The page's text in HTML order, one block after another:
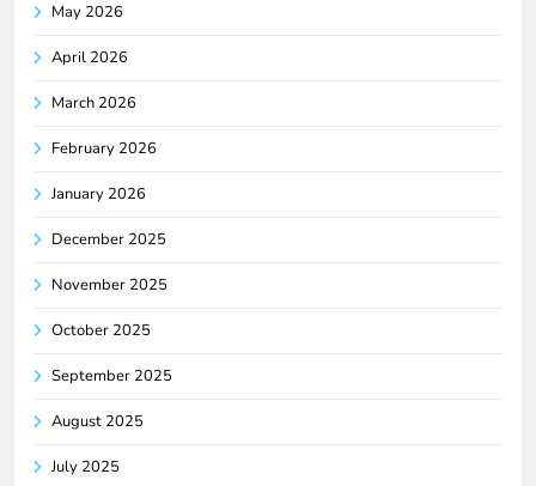
May 2026
April 2026
March 2026
February 2026
January 2026
December 2025
November 2025
October 2025
September 2025
August 2025
July 2025